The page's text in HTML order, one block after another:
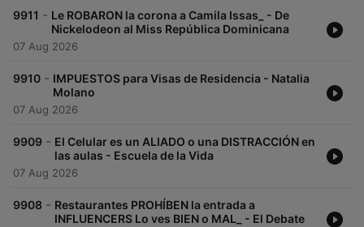
9911 - Le ROBARON la corona a Camila Issas_ - De
Nickelodeon al Miss República Dominicana
07 Aug 2026
9910 - IMPUESTOS para Visas de Residencia - Natalia
Molano
07 Aug 2026
9909 - El Celular es un ALIADO o una DISTRACCIÓN en
las aulas - Escuela de la Vida
07 Aug 2026
9908 - Restaurantes PROHÍBEN la entrada a
INFLUENCERS Lo ves BIEN o MAL_ - El Debate